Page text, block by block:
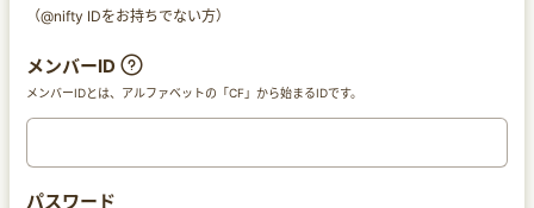
（@nifty IDをお持ちでない方）
メンバーID
メンバーIDとは、アルファベットの「CF」から始まるIDです。
パスワード